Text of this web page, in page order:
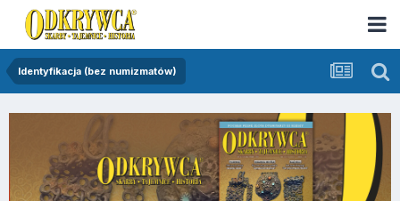
Identyfikacja (bez numizmatów)